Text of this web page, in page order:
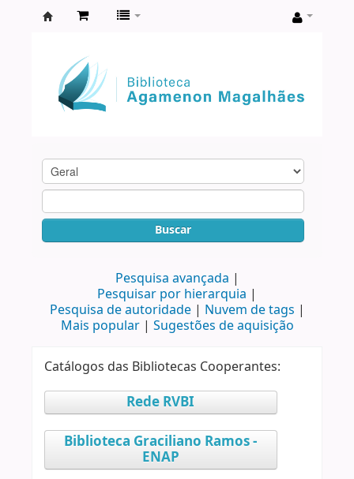
Agamenon
Magalhães
Buscar
Pesquisa avançada
Pesquisar por hierarquia
Pesquisa de autoridade
Nuvem de tags
Mais popular
Sugestões de aquisição
Catálogos das Bibliotecas Cooperantes:
Rede RVBI
Biblioteca Graciliano Ramos -
ENAP